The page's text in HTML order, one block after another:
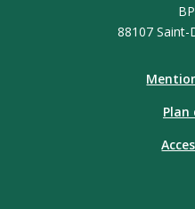
88107 Saint-
Plan